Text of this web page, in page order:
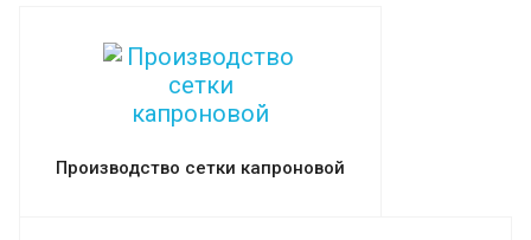
Производство сетки капроновой